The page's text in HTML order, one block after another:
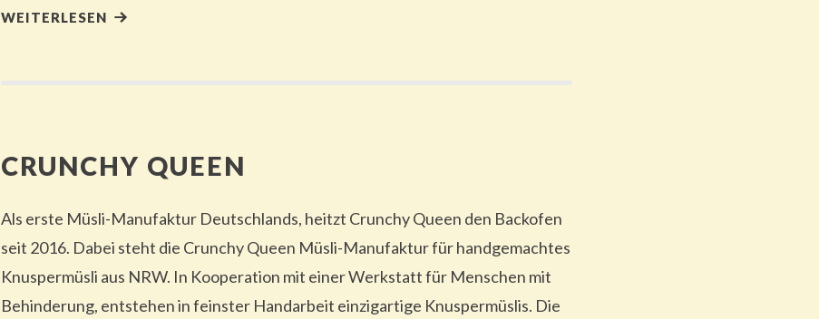
WEITERLESEN
CRUNCHY QUEEN
Als erste Müsli-Manufaktur Deutschlands, heitzt Crunchy Queen den Backofen
seit 2016. Dabei steht die Crunchy Queen Müsli-Manufaktur für handgemachtes
Knuspermüsli aus NRW. In Kooperation mit einer Werkstatt für Menschen mit
Behinderung, entstehen in feinster Handarbeit einzigartige Knuspermüslis. Die